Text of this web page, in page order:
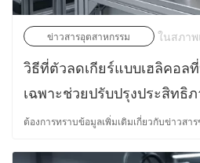
ข่าวสารอุตสาหกรรม
วิธีที่ตัวลดเกียร์แบบเฮลิคอล
เฉพาะช่วยปรับปรุงประสิทธิ
และการควบคุมเสียงรบกวนไ
ต้องการทราบข้อมูลเพิ่มเติมเกี่ยวกับข่าวสาร